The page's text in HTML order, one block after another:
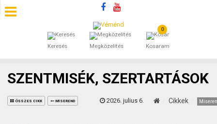
Keresés Megközelítés
0
Kosaram
SZÁLLÁSOK
ÁLTALÁNOS SZERZŐDÉSI FELTÉTELEK
SZENTMISÉK, SZERTARTÁSOK
ÖSSZES CIKK MISEREND 2026. julius 6. Cikkek